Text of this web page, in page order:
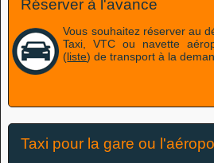
Réserver à l'avance
Vous souhaitez réserver au
Taxi, VTC ou navette
(liste) de transport à la
Taxi pour la gare ou